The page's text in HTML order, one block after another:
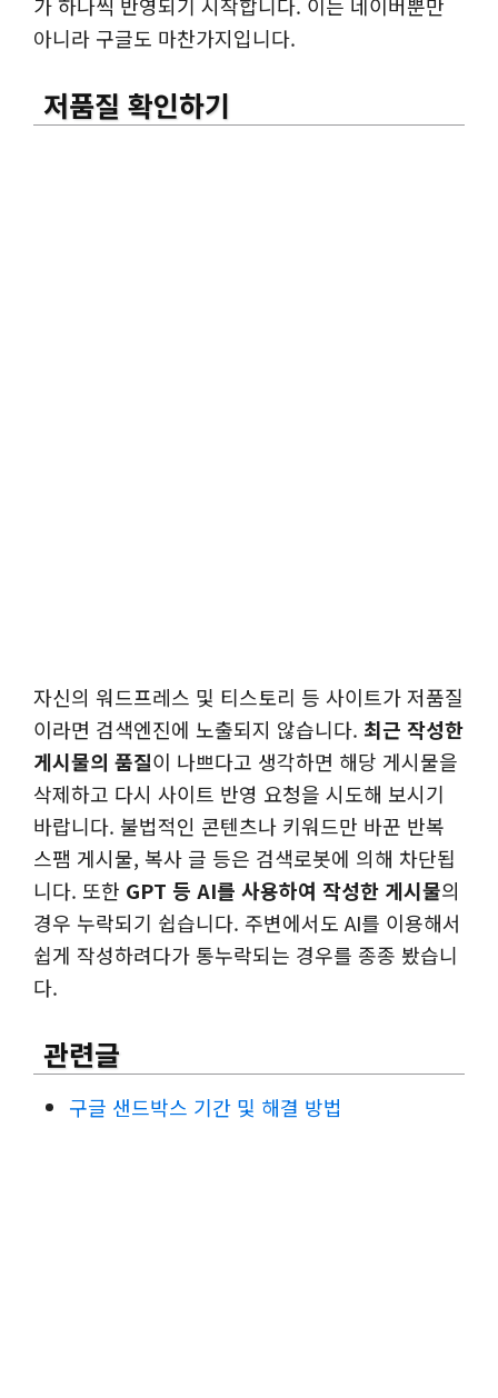
아니라 구글도 마찬가지입니다.
저품질 확인하기
자신의 워드프레스 및 티스토리 등 사이트가 저품질
이라면 검색엔진에 노출되지 않습니다. 최근 작성한
게시물의 품질이 나쁘다고 생각하면 해당 게시물을
삭제하고 다시 사이트 반영 요청을 시도해 보시기
바랍니다. 불법적인 콘텐츠나 키워드만 바꾼 반복
스팸 게시물, 복사 글 등은 검색로봇에 의해 차단됩
니다. 또한 GPT 등 AI를 사용하여 작성한 게시물의
경우 누락되기 쉽습니다. 주변에서도 AI를 이용해서
쉽게 작성하려다가 통누락되는 경우를 종종 봤습니
다.
관련글
구글 샌드박스 기간 및 해결 방법